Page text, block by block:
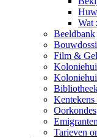
Wat
Beeldbank
Film &
Kentekens
Oorkondes
Emigranten
Tarieven